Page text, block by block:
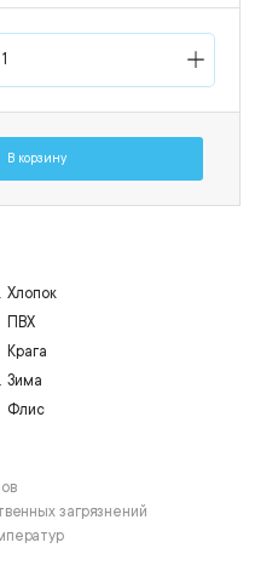
В корзину
Хлопок
ПВХ
Крага
Зима
Флис
загрязнений